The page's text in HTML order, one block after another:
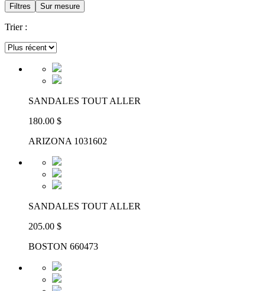
Filtres Sur mesure
Trier :
SANDALES TOUT ALLER
180.00 $
ARIZONA 1031602
SANDALES TOUT ALLER
205.00 $
BOSTON 660473